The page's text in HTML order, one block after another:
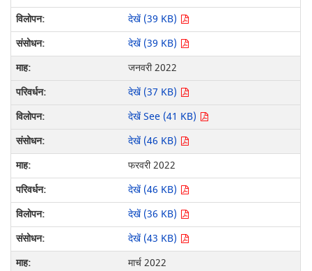
देखें (39 KB)
देखें (39 KB)
जनवरी 2022
देखें (37 KB)
देखें See (41 KB)
देखें (46 KB)
फरवरी 2022
देखें (46 KB)
देखें (36 KB)
देखें (43 KB)
मार्च 2022